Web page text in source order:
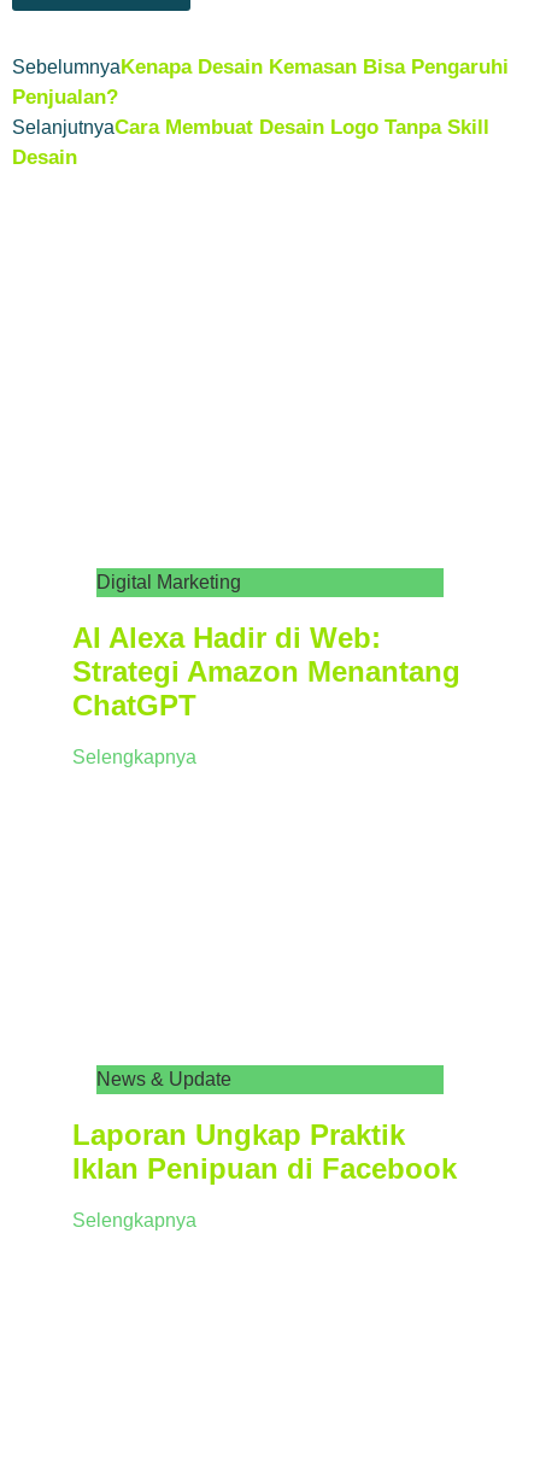
SebelumnyaKenapa Desain Kemasan Bisa Pengaruhi
Penjualan?
SelanjutnyaCara Membuat Desain Logo Tanpa Skill
Desain
Digital Marketing
AI Alexa Hadir di Web:
Strategi Amazon Menantang
ChatGPT
Selengkapnya
News & Update
Laporan Ungkap Praktik
Iklan Penipuan di Facebook
Selengkapnya